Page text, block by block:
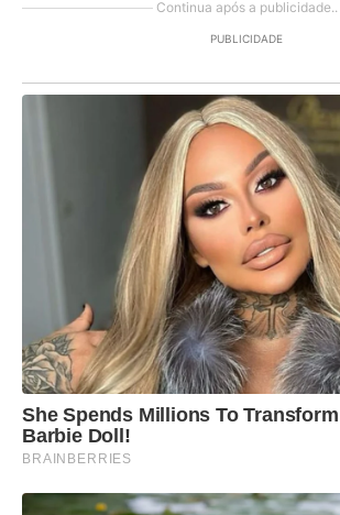
Continua após a publicidade..
PUBLICIDADE